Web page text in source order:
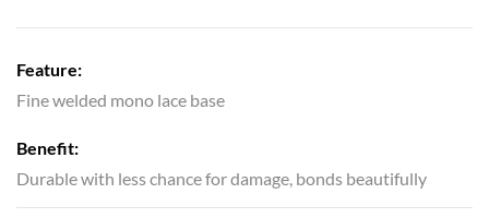
Feature:
Fine welded mono lace base
Benefit:
Durable with less chance for damage, bonds beautifully